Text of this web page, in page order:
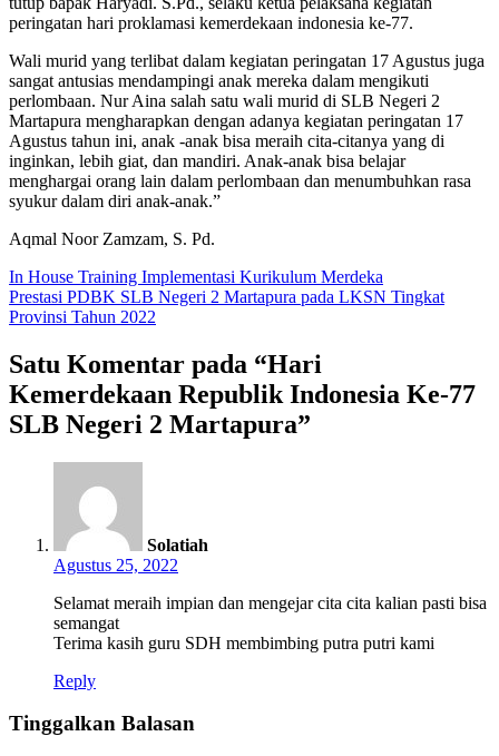
peringatan hari proklamasi kemerdekaan indonesia ke-77.
Wali murid yang terlibat dalam kegiatan peringatan 17 Agustus juga
sangat antusias mendampingi anak mereka dalam mengikuti
perlombaan. Nur Aina salah satu wali murid di SLB Negeri 2
Martapura mengharapkan dengan adanya kegiatan peringatan 17
Agustus tahun ini, anak -anak bisa meraih cita-citanya yang di
inginkan, lebih giat, dan mandiri. Anak-anak bisa belajar
menghargai orang lain dalam perlombaan dan menumbuhkan rasa
syukur dalam diri anak-anak.”
Aqmal Noor Zamzam, S. Pd.
Navigasi
pos
In House Training Implementasi Kurikulum Merdeka
Prestasi PDBK SLB Negeri 2 Martapura pada LKSN Tingkat
Provinsi Tahun 2022
Satu Komentar pada “Hari
Kemerdekaan Republik Indonesia Ke-77
SLB Negeri 2 Martapura”
Solatiah
Agustus 25, 2022
Selamat meraih impian dan mengejar cita cita kalian pasti bisa
semangat
Terima kasih guru SDH membimbing putra putri kami
Reply
Tinggalkan Balasan